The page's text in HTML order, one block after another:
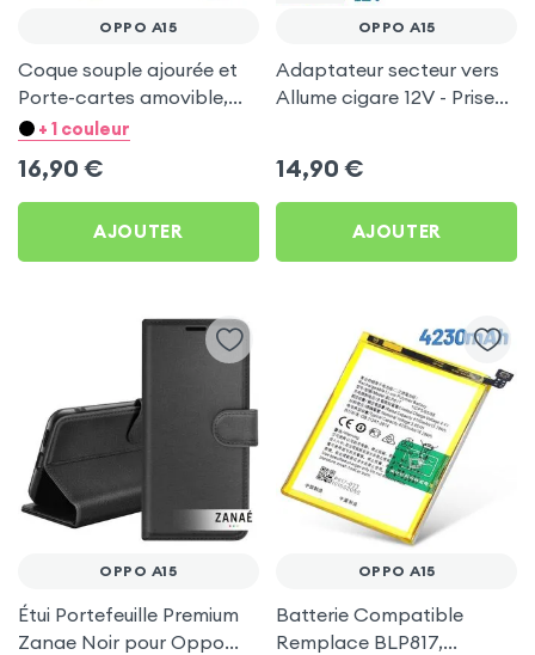
OPPO A15
Coque souple ajourée et
Porte-cartes amovible,
avec languette
Oppo A15
+ 1 couleur
16,90 €
AJOUTER
OPPO A15
Adaptateur secteur vers
Allume cigare 12V - Prise
14,90 €
AJOUTER
OPPO A15
Étui Portefeuille Premium
Zanae Noir pour Oppo
OPPO A15
Batterie Compatible
Remplace BLP817,